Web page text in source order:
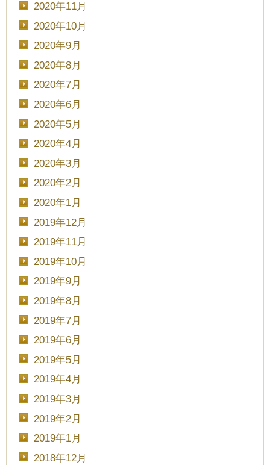
2020年11月
2020年10月
2020年9月
2020年8月
2020年7月
2020年6月
2020年5月
2020年4月
2020年3月
2020年2月
2020年1月
2019年12月
2019年11月
2019年10月
2019年9月
2019年8月
2019年7月
2019年6月
2019年5月
2019年4月
2019年3月
2019年2月
2019年1月
2018年12月
■■■タイトル■■■